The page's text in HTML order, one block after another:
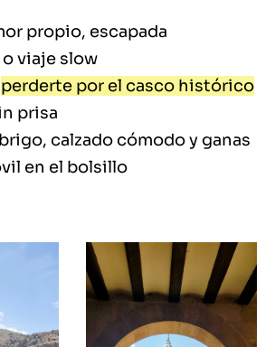
propio, escapada
viaje slow
perderte por el casco histórico
prisa
calzado cómodo y ganas
en el bolsillo